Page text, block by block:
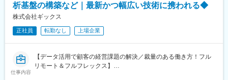
■担当エリア・働き方：
・勤務スタイル： ハンズオン型支援のため、クライアント先（企
業のオフィスや工場、拠点など）への常駐が基本となります。
■業務詳細：
プロジェクト期間（数ヶ月～半年程度）は、基本的にクライアン
ト先へ常駐し以下のフェーズを推進。
1. 調査・分析・戦略策定（診断フェーズ）
2. 実行支援・行動変容（実行フェーズ）
3. 検証・定着化（定着フェーズ）
■主なプロジェクトテーマ・ソリューション：
析基盤の構築など｜最新かつ幅広い技術に携われる◆
株式会社ギックス
正社員 転勤なし 上場企業
仕事内容
【データ活用で顧客の経営課題の解決／裁量のある働き方！フル
リモート＆フルフレックス】